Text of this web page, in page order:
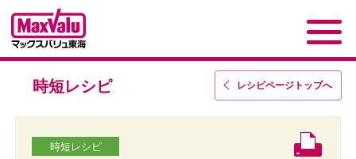
レシピページトップへ
時短レシピ
時短レシピ